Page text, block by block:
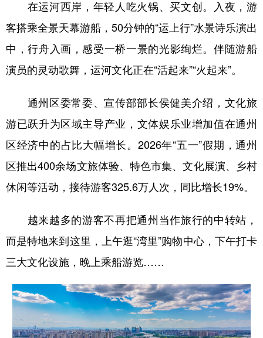
在运河西岸，年轻人吃火锅、买文创。入夜，游
客搭乘全景天幕游船，50分钟的“运上行”水景诗乐演出
中，行舟入画，感受一桥一景的光影绚烂。伴随游船
演员的灵动歌舞，运河文化正在“活起来”“火起来”。
通州区委常委、宣传部部长侯健美介绍，文化旅
游已跃升为区域主导产业，文体娱乐业增加值在通州
区经济中的占比大幅增长。2026年“五一”假期，通州
区推出400余场文旅体验、特色市集、文化展演、乡村
休闲等活动，接待游客325.6万人次，同比增长19%。
越来越多的游客不再把通州当作旅行的中转站，
而是特地来到这里，上午逛“湾里”购物中心，下午打卡
三大文化设施，晚上乘船游览……